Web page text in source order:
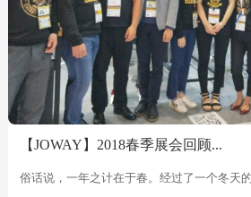
【JOWAY】2018春季展会回顾...
俗话说，一年之计在于春。经过了一个冬天